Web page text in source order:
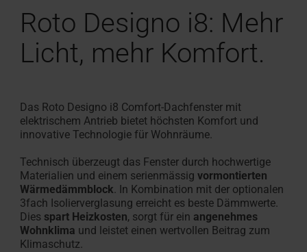
Roto Designo i8: Mehr
Licht, mehr Komfort.
Das Roto Designo i8 Comfort-Dachfenster mit
elektrischem Antrieb bietet höchsten Komfort und
innovative Technologie für Wohnräume.
Technisch überzeugt das Fenster durch hochwertige
Materialien und einem serienmässig vormontierten
Wärmedämmblock. In Kombination mit der optionalen
3fach Isolierverglasung erreicht es beste Dämmwerte.
Dies spart Heizkosten, sorgt für ein angenehmes
Wohnklima und leistet einen wertvollen Beitrag zum
Klimaschutz.